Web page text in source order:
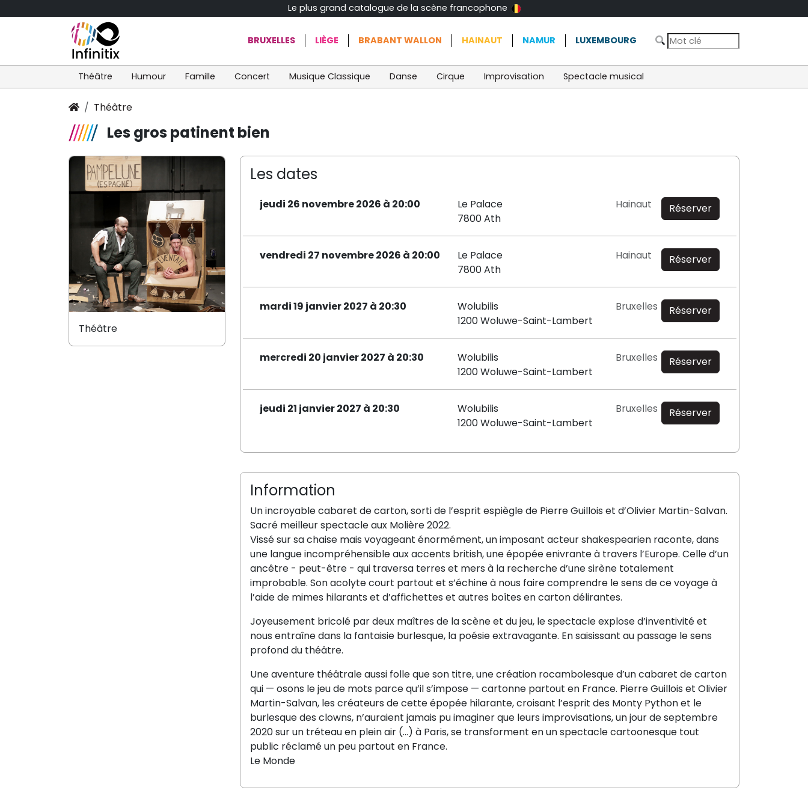
Le plus grand catalogue de la scène francophone
BRUXELLES LIÈGE BRABANT WALLON HAINAUT NAMUR LUXEMBOURG
Théâtre Humour Famille Concert Musique Classique Danse Cirque Improvisation Spectacle musical
Théâtre
Les gros patinent bien
Les dates
jeudi 26 novembre 2026 à 20:00
Le Palace
7800 Ath
Hainaut Réserver
vendredi 27 novembre 2026 à 20:00
Le Palace
7800 Ath
Hainaut Réserver
mardi 19 janvier 2027 à 20:30
Wolubilis
1200 Woluwe-Saint-Lambert
Bruxelles Réserver
mercredi 20 janvier 2027 à 20:30
Wolubilis
1200 Woluwe-Saint-Lambert
Bruxelles Réserver
jeudi 21 janvier 2027 à 20:30
Wolubilis
1200 Woluwe-Saint-Lambert
Bruxelles Réserver
Information
Un incroyable cabaret de carton, sorti de l’esprit espiègle de PierreGuillois et d’Olivier Martin-Salvan.
Sacré meilleur spectacle aux Molière 2022.
Vissé sur sa chaise mais voyageant énormément, un imposant acteur shakespearien raconte, dans
une langue incompréhensible aux accents british, une épopée enivrante à travers l’Europe. Celle d’un
ancêtre - peut-être - qui traversa terres et mers à la recherche d’une sirène totalement
improbable. Son acolyte court partout et s’échine à nous faire comprendre le sens de ce voyage à
l’aide de mimes hilarants et d’affichettes et autres boîtes en carton délirantes.
Joyeusement bricolé par deux maîtres de la scène et du jeu, le spectacle explose d’inventivité et
nous entraîne dans la fantaisie burlesque, la poésie extravagante. En saisissant au passage le sens
profond du théâtre.
Une aventure théâtrale aussi folle que son titre, une création rocambolesque d’un cabaret de carton
qui — osons le jeu de mots parce qu’il s’impose — cartonne partout en France. PierreGuillois et Olivier
Martin-Salvan, les créateurs de cette épopée hilarante, croisant l’esprit des Monty Python et le
burlesque des clowns, n’auraient jamais pu imaginer que leurs improvisations, un jour de septembre
2020 sur un tréteau en plein air (...) à Paris, se transforment en un spectacle cartoonesque tout
public réclamé un peu partout en France.
Le Monde
Théâtre